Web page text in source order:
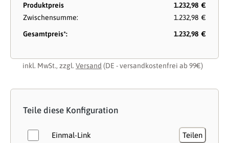
Produktpreis
1.232,98 €
Zwischensumme:
1.232,98 €
Gesamtpreis*:
1.232,98 €
inkl. MwSt., zzgl. Versand (DE - versandkostenfrei ab 99€)
Teile diese Konfiguration
Einmal-Link Teilen